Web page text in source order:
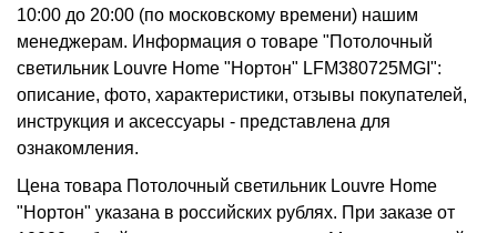
10:00 до 20:00 (по московскому времени) нашим
менеджерам. Информация о товаре "Потолочный
светильник Louvre Home "Нортон" LFM380725MGI":
описание, фото, характеристики, отзывы покупателей,
инструкция и аксессуары - представлена для
ознакомления.
Цена товара Потолочный светильник Louvre Home
"Нортон" указана в российских рублях. При заказе от